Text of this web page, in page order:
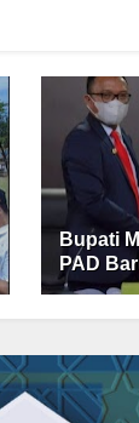
Bupati
PAD